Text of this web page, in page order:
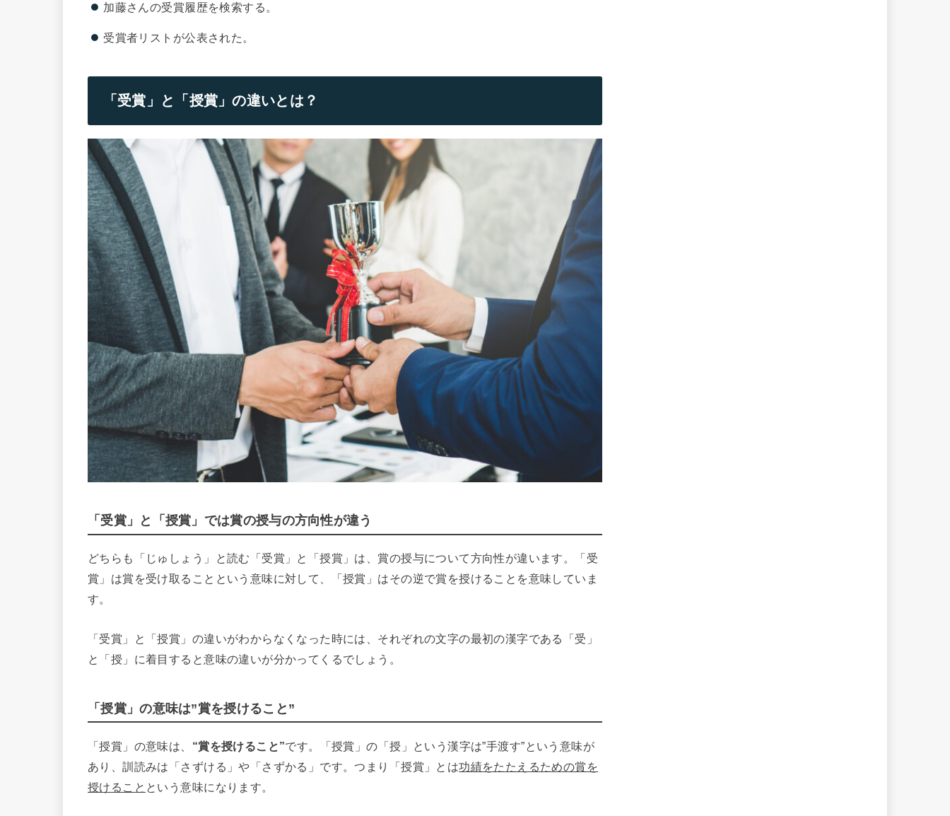
加藤さんの受賞履歴を検索する。
受賞者リストが公表された。
「受賞」と「授賞」の違いとは？
「受賞」と「授賞」では賞の授与の方向性が違う
どちらも「じゅしょう」と読む「受賞」と「授賞」は、賞の授与について方向性が違います。「受
賞」は賞を受け取ることという意味に対して、「授賞」はその逆で賞を授けることを意味していま
す。
「受賞」と「授賞」の違いがわからなくなった時には、それぞれの文字の最初の漢字である「受」
と「授」に着目すると意味の違いが分かってくるでしょう。
「授賞」の意味は”賞を授けること”
「授賞」の意味は、 “賞を授けること”です。「授賞」の「授」という漢字は”手渡す”という意味が
あり、訓読みは「さずける」や「さずかる」です。つまり「授賞」とは功績をたたえるための賞を
授けること という意味になります。